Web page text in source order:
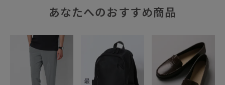
あなたへのおすすめ商品